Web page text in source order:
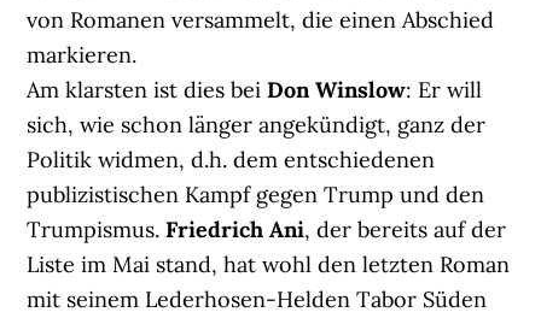
von Romanen versammelt, die einen Abschied
markieren.
Am klarsten ist dies beiDon Winslow: Er will
sich, wie schon länger angekündigt, ganz der
Politik widmen, d.h. dem entschiedenen
publizistischen Kampf gegen Trump und den
Trumpismus.Friedrich Ani, der bereits auf der
Liste im Mai stand, hat wohl den letzten Roman
mit seinem Lederhosen-Helden Tabor Süden